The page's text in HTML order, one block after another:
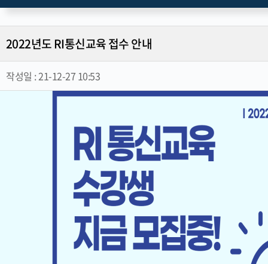
2022년도 RI통신교육 접수 안내
작성일 :21-12-27 10:53